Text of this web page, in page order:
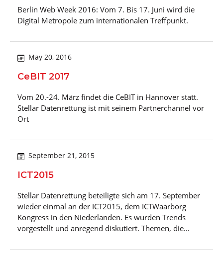
Berlin Web Week 2016: Vom 7. Bis 17. Juni wird die
Digital Metropole zum internationalen Treffpunkt.
May 20, 2016
CeBIT 2017
Vom 20.-24. März findet die CeBIT in Hannover statt.
Stellar Datenrettung ist mit seinem Partnerchannel vor
Ort
September 21, 2015
ICT2015
Stellar Datenrettung beteiligte sich am 17. September
wieder einmal an der ICT2015, dem ICTWaarborg
Kongress in den Niederlanden. Es wurden Trends
vorgestellt und anregend diskutiert. Themen, die...